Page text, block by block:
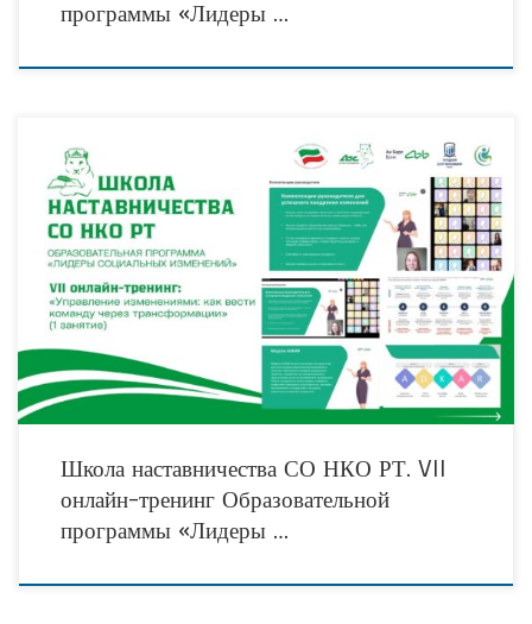
программы «Лидеры …
«Изменения – это часть нашей жизни, факт. Теперь всё начинает жить по
новому сценарию, и только мы сами придадим ему тот окрас, который
необходим: будет
Школа наставничества СО НКО РТ. VII
онлайн-тренинг Образовательной
программы «Лидеры …